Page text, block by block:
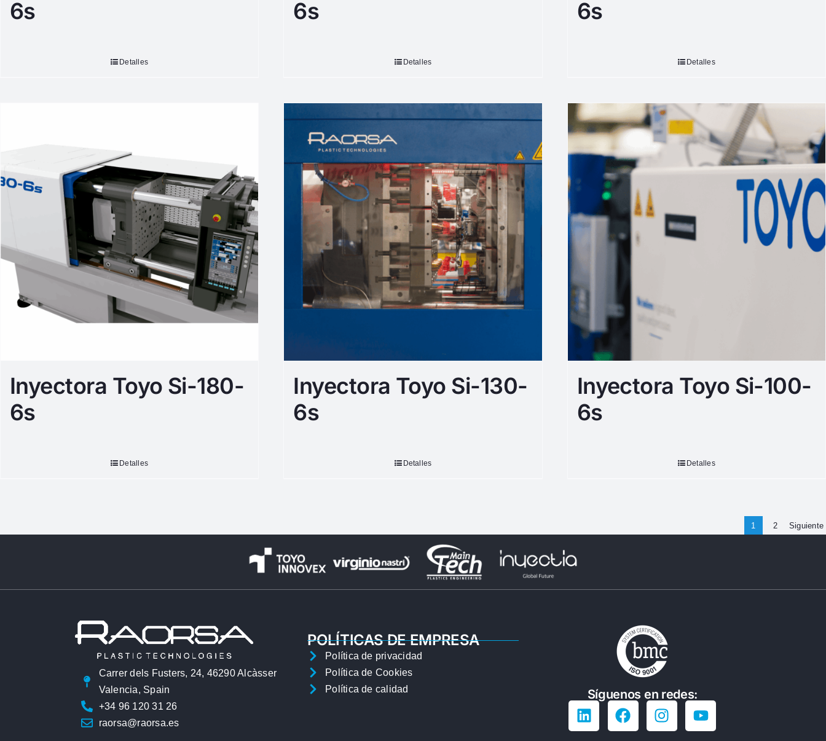
6s
Detalles
6s
Detalles
6s
Detalles
Inyectora Toyo Si-180-
6s
Detalles
Inyectora Toyo Si-130-
6s
Detalles
Inyectora Toyo Si-100-
6s
Detalles
1 2 Siguiente
Carrer dels Fusters, 24, 46290 Alcàsser
Valencia, Spain
+34 96 120 31 26
raorsa@raorsa.es
POLÍTICAS DE EMPRESA
Política de privacidad
Política de Cookies
Política de calidad
Síguenos en redes: